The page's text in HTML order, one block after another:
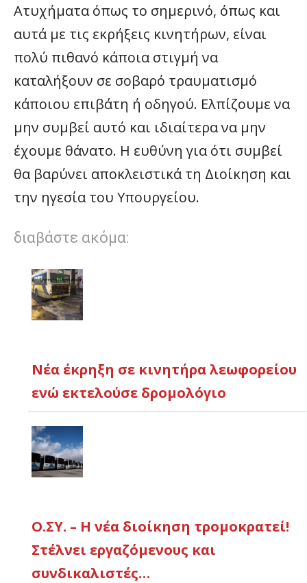
Ατυχήματα όπως το σημερινό, όπως και
αυτά με τις εκρήξεις κινητήρων, είναι
πολύ πιθανό κάποια στιγμή να
καταλήξουν σε σοβαρό τραυματισμό
κάποιου επιβάτη ή οδηγού. Ελπίζουμε να
μην συμβεί αυτό και ιδιαίτερα να μην
έχουμε θάνατο. Η ευθύνη για ότι συμβεί
θα βαρύνει αποκλειστικά τη Διοίκηση και
την ηγεσία του Υπουργείου.
διαβάστε ακόμα:
Νέα έκρηξη σε κινητήρα λεωφορείου
ενώ εκτελούσε δρομολόγιο
Ο.ΣΥ. – Η νέα διοίκηση τρομοκρατεί!
Στέλνει εργαζόμενους και
συνδικαλιστές…